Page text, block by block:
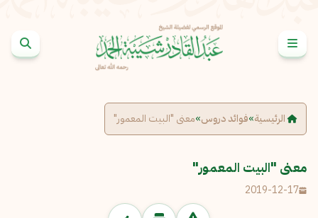
الرئيسية»فوائد دروس»معنى "البيت المعمور"
معنى "البيت المعمور"
2019-12-17
الإبلاغ عن مشكلة
الرسالة